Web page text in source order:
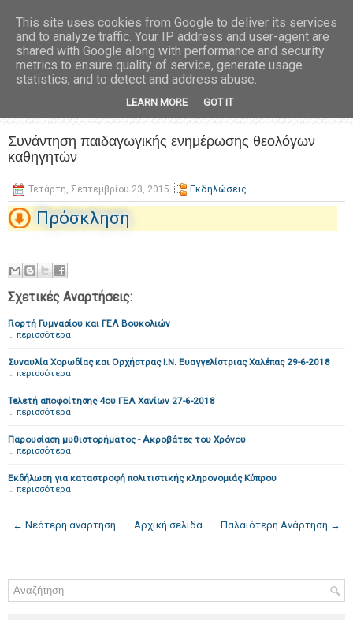
Συνάντηση παιδαγωγικής ενημέρωσης θεολόγων
καθηγητών
Τετάρτη, Σεπτεμβρίου 23, 2015 Εκδηλώσεις
Πρόσκληση
Σχετικές Αναρτήσεις:
Γιορτή Γυμνασίου και ΓΕΛ Βουκολιών
… περισσότερα
Συναυλία Χορωδίας και Ορχήστρας Ι.Ν. Ευαγγελίστριας Χαλέπας 29-6-2018
… περισσότερα
Τελετή αποφοίτησης 4ου ΓΕΛ Χανίων 27-6-2018
… περισσότερα
Παρουσίαση μυθιστορήματος - Ακροβάτες του Χρόνου
… περισσότερα
Εκδήλωση για καταστροφή πολιτιστικής κληρονομιάς Κύπρου
… περισσότερα
← Νεότερη ανάρτηση Παλαιότερη Ανάρτηση →
Αρχική σελίδα
This site uses cookies from Google to deliver its services
and to analyze traffic. Your IP address and user-agent are
shared with Google along with performance and security
metrics to ensure quality of service, generate usage
statistics, and to detect and address abuse.
LEARN MORE GOT IT